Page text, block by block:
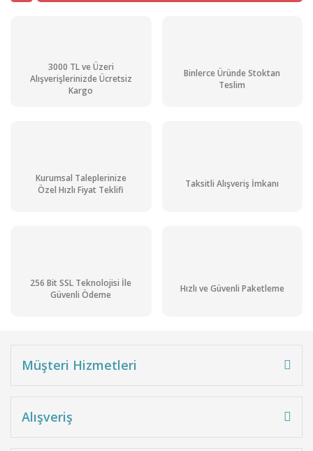
3000 TL ve Üzeri
Alışverişlerinizde Ücretsiz
Kargo
Binlerce Üründe Stoktan
Teslim
Kurumsal Taleplerinize
Özel Hızlı Fiyat Teklifi
Taksitli Alışveriş İmkanı
256 Bit SSL Teknolojisi İle
Güvenli Ödeme
Hızlı ve Güvenli Paketleme
Müşteri Hizmetleri
Alışveriş